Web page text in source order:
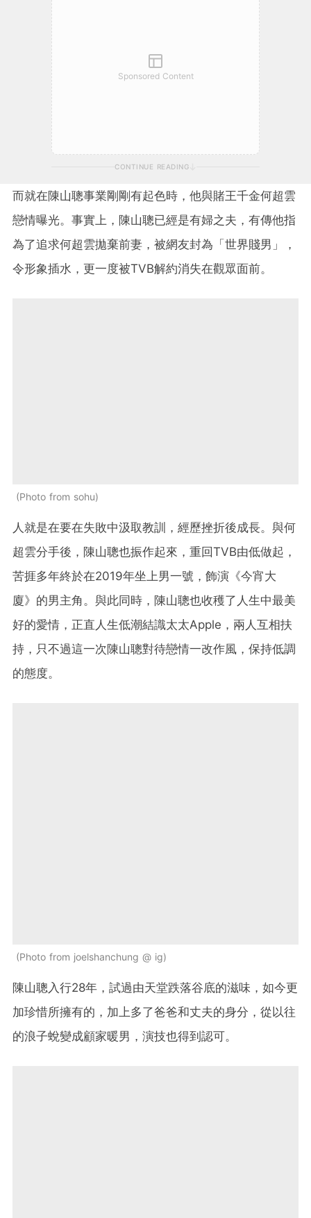
Sponsored Content
CONTINUE READING
而就在陳山聰事業剛剛有起色時，他與賭王千金何超雲
戀情曝光。事實上，陳山聰已經是有婦之夫，有傳他指
為了追求何超雲拋棄前妻，被網友封為「世界賤男」，
令形象插水，更一度被TVB解約消失在觀眾面前。
Photo from sohu
人就是在要在失敗中汲取教訓，經歷挫折後成長。與何
超雲分手後，陳山聰也振作起來，重回TVB由低做起，
苦捱多年終於在2019年坐上男一號，飾演《今宵大
廈》的男主角。與此同時，陳山聰也收穫了人生中最美
好的愛情，正直人生低潮結識太太Apple，兩人互相扶
持，只不過這一次陳山聰對待戀情一改作風，保持低調
的態度。
Photo from joelshanchung @ ig
陳山聰入行28年，試過由天堂跌落谷底的滋味，如今更
加珍惜所擁有的，加上多了爸爸和丈夫的身分，從以往
的浪子蛻變成顧家暖男，演技也得到認可。